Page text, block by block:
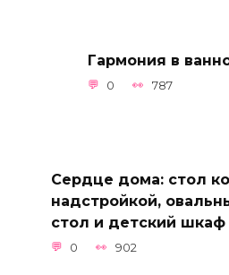
Гармония в
0 787
Сердце дома: стол
надстройкой,
стол и детский шкаф
0 902